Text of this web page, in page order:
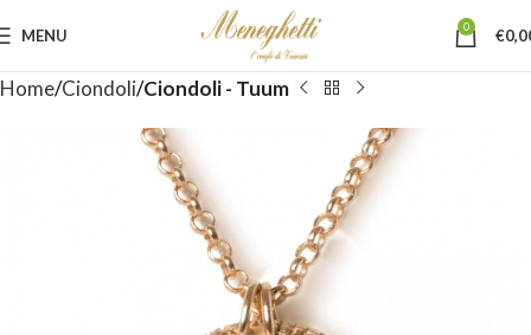
MENU 0 €
Home Ciondoli Ciondoli - Tuum